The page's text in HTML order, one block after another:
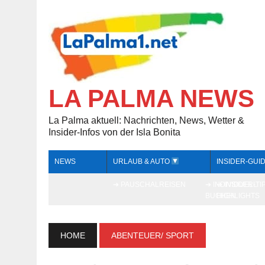
LA PALMA NEWS
La Palma aktuell: Nachrichten, News, Wetter &
Insider-Infos von der Isla Bonita
NEWS URLAUB & AUTO INSIDER-
HOME ABENTEUER/ SPORT